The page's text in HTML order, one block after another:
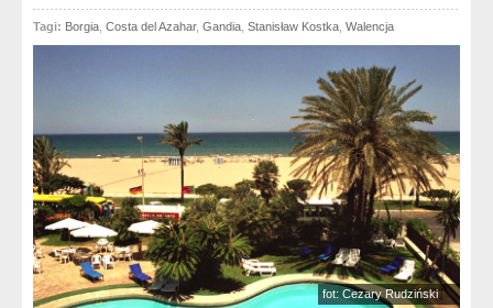
Tagi: Borgia Costa del Azahar, Gandia Stanisław Kostka Walencja
fot: Cezary Rudziński